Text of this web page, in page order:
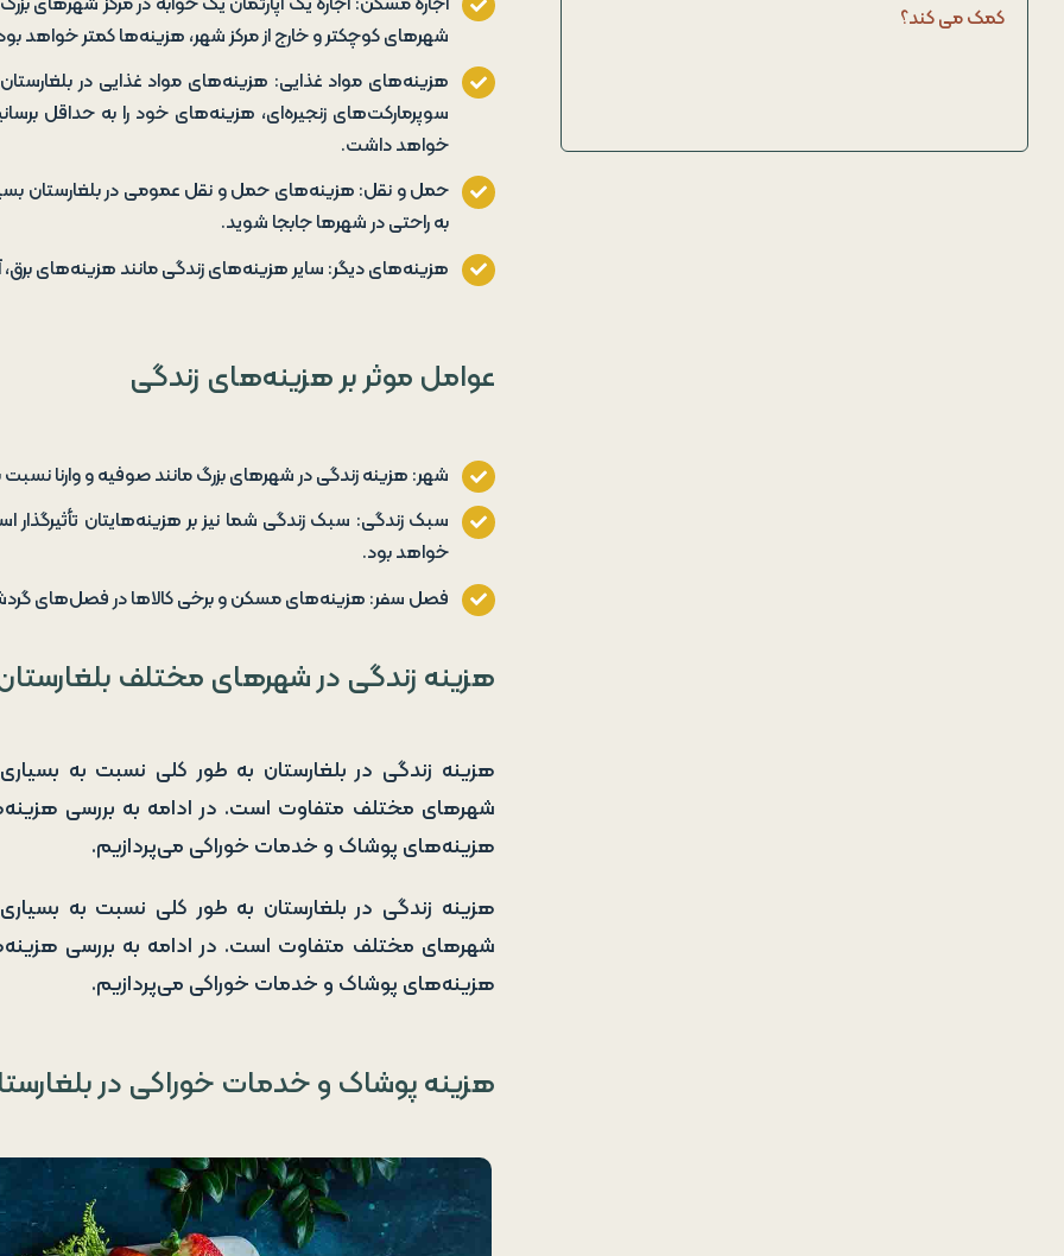
کمک می کند؟
شهرهای کوچکتر و خارج از مرکز شهر، هزینه‌ها کمتر خواهد
هزینه‌های مواد غذایی: هزینه‌های مواد غذایی در
خواهد داشت.
حمل و نقل: هزینه‌های حمل و نقل عمومی در بلغارستان بسیار
به راحتی در شهرها جابجا شوید.
هزینه‌های دیگر: سایر هزینه‌های زندگی مانند هزینه‌های برق،
عوامل موثر بر هزینه‌های زندگی
شهر: هزینه زندگی در شهرهای بزرگ مانند صوفیه و وارنا
سبک زندگی: سبک زندگی شما نیز بر هزینه‌هایتان
خواهد بود.
فصل سفر: هزینه‌های مسکن و برخی کالاها در فصل‌های
هزینه زندگی در شهرهای مختلف
هزینه زندگی در بلغارستان به طور کلی نسبت به
شهرهای مختلف متفاوت است. در ادامه به بررسی
هزینه‌های پوشاک و خدمات خوراکی می‌پردازیم.
هزینه زندگی در بلغارستان به طور کلی نسبت به
شهرهای مختلف متفاوت است. در ادامه به بررسی
هزینه‌های پوشاک و خدمات خوراکی می‌پردازیم.
هزینه پوشاک و خدمات خوراکی در